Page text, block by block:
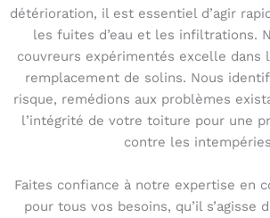
détérioration, il est essentiel d’agir
les fuites d’eau et les infiltrations.
couvreurs expérimentés excelle dans
remplacement de solins. Nous
risque, remédions aux problèmes
l’intégrité de votre toiture pour une
contre les
Faites confiance à notre expertise en
pour tous vos besoins, qu’il s’agisse